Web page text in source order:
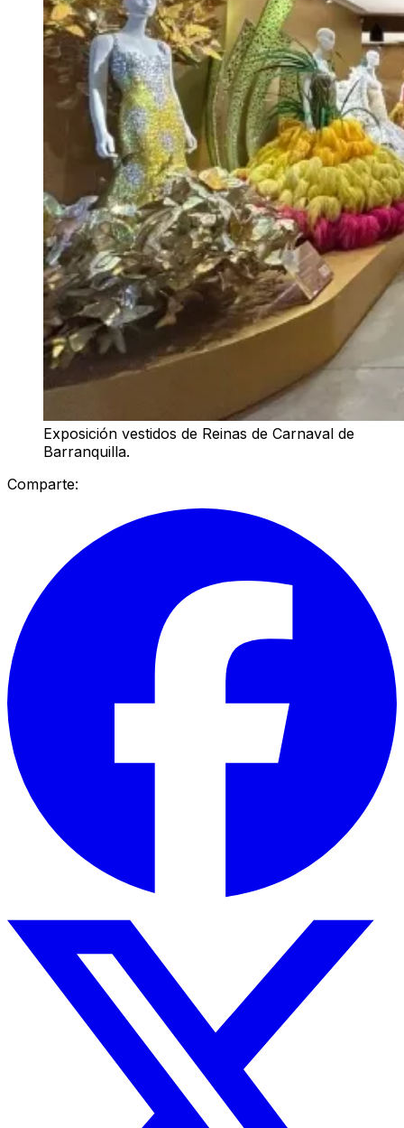
Exposición vestidos de Reinas de Carnaval de
Barranquilla.
Comparte: